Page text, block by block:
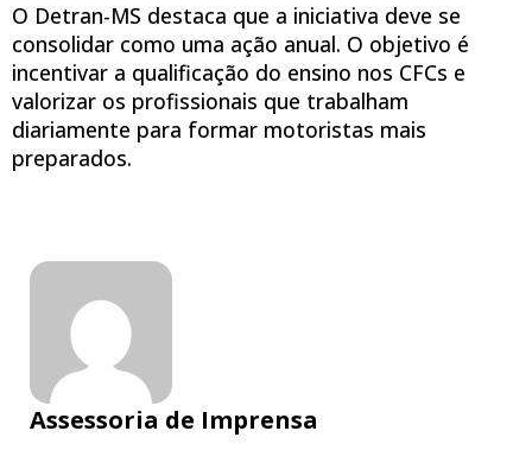
O Detran-MS destaca que a iniciativa deve se
consolidar como uma ação anual. O objetivo é
incentivar a qualificação do ensino nos CFCs e
valorizar os profissionais que trabalham
diariamente para formar motoristas mais
preparados.
Assessoria de Imprensa